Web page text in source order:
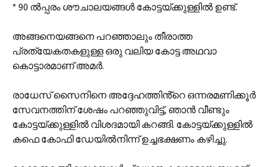
* 90 ൽപ്പരം ശൗചാലയങ്ങൾ കോട്ടയ്ക്കുള്ളിൽ ഉണ്ട്.
അങ്ങനെയങ്ങനെ പറഞ്ഞാലും തീരാത്ത
പ്രത്യേകതകളുള്ള ഒരു വലിയ കോട്ട അഥവാ
കൊട്ടാരമാണ് അമർ.
രാധേസ് സൈനിനെ അദ്ദേഹത്തിൻ്റെ ഒന്നരമണിക്കൂർ
സേവനത്തിന് ശേഷം പറഞ്ഞുവിട്ട്, ഞാൻ വീണ്ടും
കോട്ടയ്ക്കുള്ളിൽ വിശദമായി കറങ്ങി. കോട്ടയ്ക്കുള്ളിൽ
കഫെ കോഫി ഡേയിൽനിന്ന് ഉച്ചഭക്ഷണം കഴിച്ചു.